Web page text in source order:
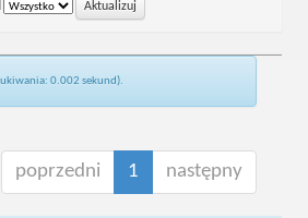
0.002 sekund).
poprzedni 1 następny